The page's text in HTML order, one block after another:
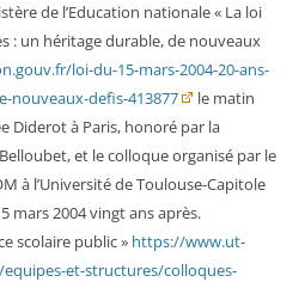
de l’Education nationale « La loi
: un héritage durable, de nouveaux
loi-du-15-mars-2004-20-ans-
nouveaux-defis-413877
le matin
Diderot à Paris, honoré par la
et le colloque organisé par le
à l’Université de Toulouse-Capitole
mars 2004 vingt ans après.
scolaire public » https://www.ut-
et-structures/colloques-